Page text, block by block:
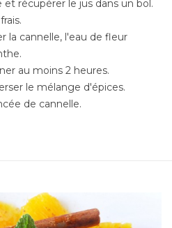
récupérer le jus dans un bol.
la cannelle, l'eau de fleur
au moins 2 heures.
le mélange d'épices.
de cannelle.